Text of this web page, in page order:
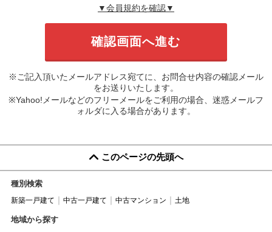
▼会員規約を確認▼
※ご記入頂いたメールアドレス宛てに、お問合せ内容の確認メール
をお送りいたします。
※Yahoo!メールなどのフリーメールをご利用の場合、迷惑メールフ
ォルダに入る場合があります。
このページの先頭へ
種別検索
新築一戸建て 中古一戸建て 中古マンション 土地
地域から探す